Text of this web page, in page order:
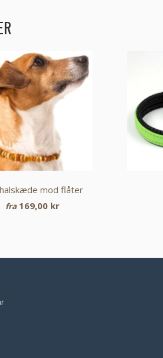
mod flåter
fra 169,00 kr